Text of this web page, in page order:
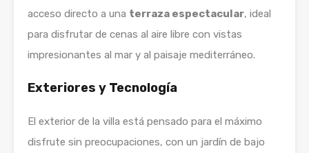
acceso directo a una terraza espectacular, ideal
para disfrutar de cenas al aire libre con vistas
impresionantes al mar y al paisaje mediterráneo.
Exteriores y Tecnología
El exterior de la villa está pensado para el máximo
disfrute sin preocupaciones, con un jardín de bajo